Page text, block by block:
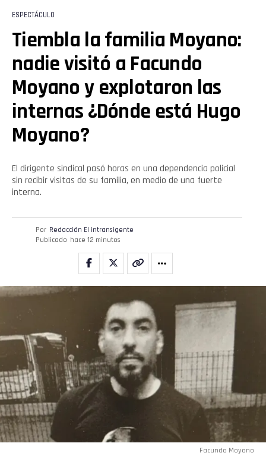
ESPECTÁCULO
Tiembla la familia Moyano:
nadie visitó a Facundo
Moyano y explotaron las
internas ¿Dónde está Hugo
Moyano?
El dirigente sindical pasó horas en una dependencia policial
sin recibir visitas de su familia, en medio de una fuerte
interna.
Por Redacción El intransigente
Publicado hace 12 minutos
Facundo Moyano